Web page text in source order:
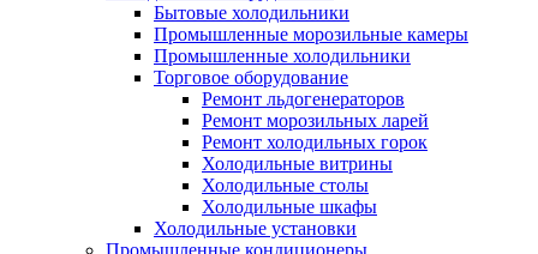
Бытовые холодильники
Промышленные морозильные камеры
Промышленные холодильники
Торговое оборудование
Ремонт льдогенераторов
Ремонт морозильных ларей
Ремонт холодильных горок
Холодильные витрины
Холодильные столы
Холодильные шкафы
Холодильные установки
Промышленные кондиционеры